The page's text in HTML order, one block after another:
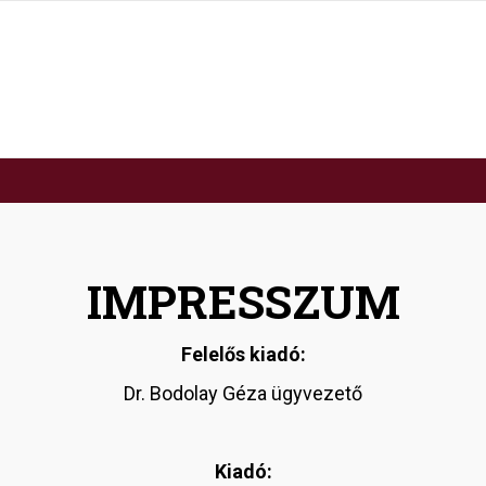
IMPRESSZUM
Felelős kiadó:
Dr. Bodolay Géza ügyvezető
Kiadó: